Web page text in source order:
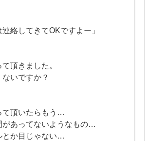
連絡してきてOKですよー」
頂きました。
いですか？
て頂いたらもう…
があってないようなもの…
とか目じゃない…